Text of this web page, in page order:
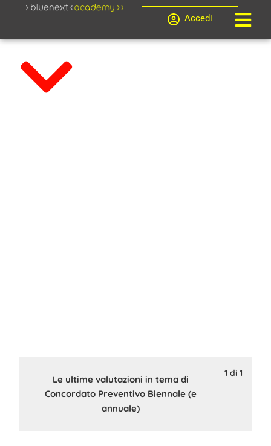
Accedi
Biennale (e
annuale)
8 Ottobre 2024 15:00
1 di 1
Le ultime valutazioni in tema di
Concordato Preventivo Biennale (e
annuale)